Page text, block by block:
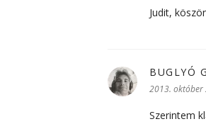
Judit,
BUGLYÓ
2013. október
Szerintem